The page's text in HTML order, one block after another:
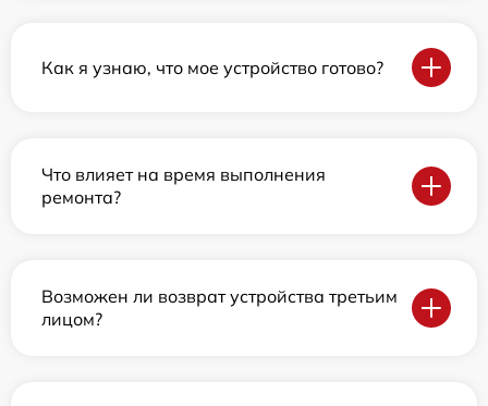
Как я узнаю, что мое устройство готово?
Что влияет на время выполнения
ремонта?
Возможен ли возврат устройства третьим
лицом?